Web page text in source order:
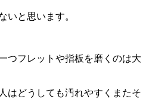
いと思います。
つフレットや指板を磨くのは大
はどうしても汚れやすくまたそ